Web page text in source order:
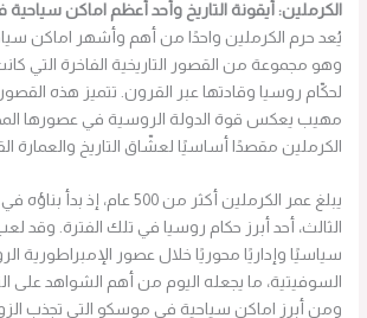
الكرملين: أيقونة التاريخ وأحد أعظم اماكن
يُعد حرم الكرملين واحدًا من أهم وأشهر اماكن
وهو مجموعة من القصور التاريخية الفاخرة التي
لحكّام روسيا وقادتها عبر القرون. تتميز هذه
مهيب يعكس قوة الدولة الروسية في عصورها
الكرملين مقصدًا أساسيًا لعشّاق التاريخ والعمارة
يبلغ عمر الكرملين أكثر من 500
الثالث، أحد أبرز حكام روسيا في تلك الفترة. وقد
سياسيًا وإداريًا محوريًا خلال عصور الإمبراطورية
السوفيتية، ما يجعله اليوم من أهم الشواهد على
ومن أبرز اماكن سياحية في موسكو التي تجذب